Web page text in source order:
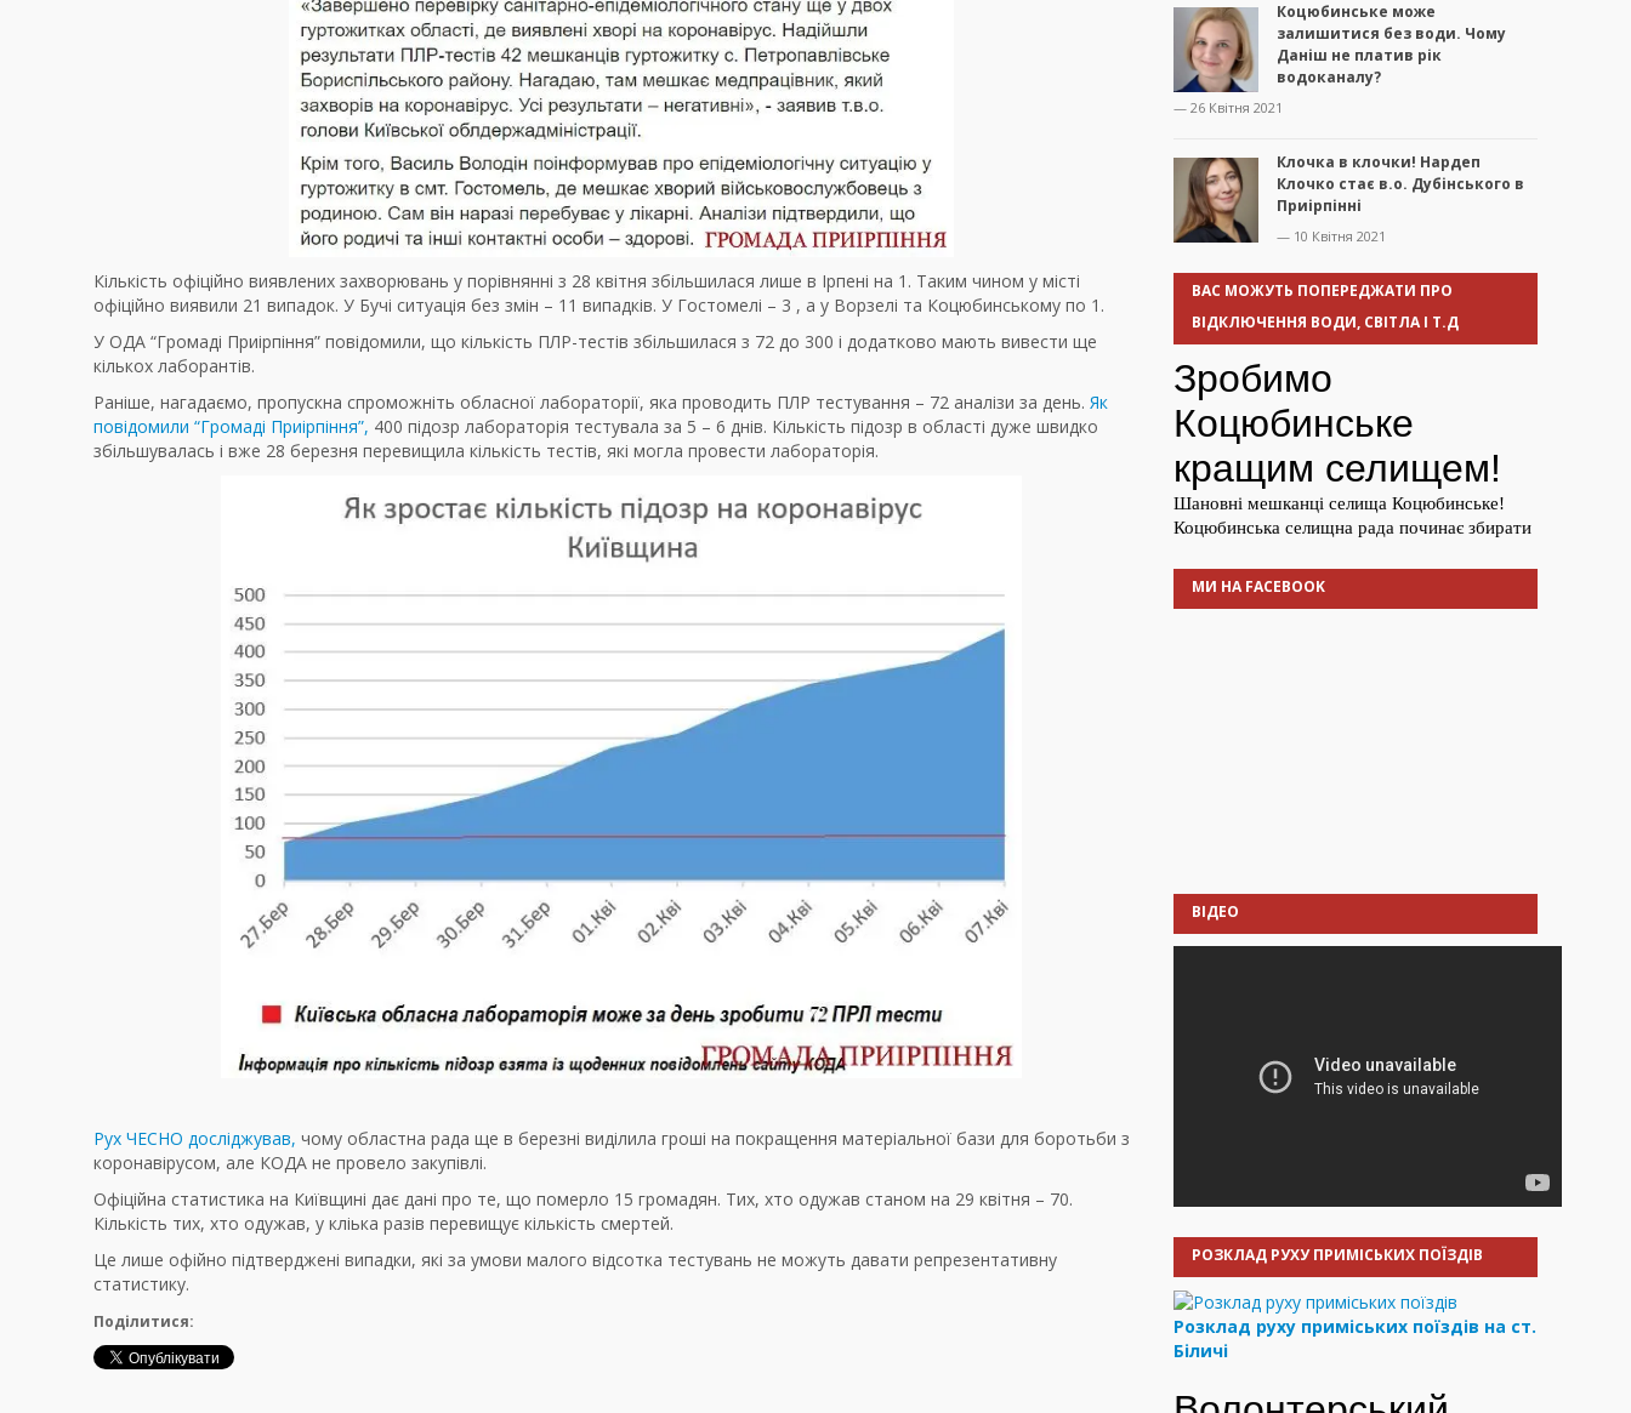
Кількість офіційно виявлених захворювань у порівнянні з 28 квітня збільшилася лише в Ірпені на 1. Таким чином у місті
офіційно виявили 21 випадок. У Бучі ситуація без змін – 11 випадків. У Гостомелі – 3 , а у Ворзелі та Коцюбинському по 1.
У ОДА “Громаді Приірпіння” повідомили, що кількість ПЛР-тестів збільшилася з 72 до 300 і додатково мають вивести ще
кількох лаборантів.
Раніше, нагадаємо, пропускна спроможніть обласної лабораторії, яка проводить ПЛР тестування – 72 аналізи за день. Як
повідомили “Громаді Приірпіння”, 400 підозр лабораторія тестувала за 5 – 6 днів. Кількість підозр в області дуже швидко
збільшувалась і вже 28 березня перевищила кількість тестів, які могла провести лабораторія.
Рух ЧЕСНО досліджував, чому областна рада ще в березні виділила гроші на покращення матеріальної бази для боротьби з
коронавірусом, але КОДА не провело закупівлі.
Офіційна статистика на Київщині дає дані про те, що померло 15 громадян. Тих, хто одужав станом на 29 квітня – 70.
Кількість тих, хто одужав, у кліька разів перевищує кількість смертей.
Це лише офійно підтверджені випадки, які за умови малого відсотка тестувань не можуть давати репрезентативну
статистику.
Поділитися:
Коцюбинське може
залишитися без води. Чому
Даніш не платив рік
водоканалу?
— 26 Квітня 2021
Клочка в клочки! Нардеп
Клочко стає в.о. Дубінського в
Приірпінні
— 10 Квітня 2021
ВАС МОЖУТЬ ПОПЕРЕДЖАТИ ПРО
ВІДКЛЮЧЕННЯ ВОДИ, СВІТЛА І Т.Д
МИ НА FACEBOOK
ВІДЕО
РОЗКЛАД РУХУ ПРИМІСЬКИХ ПОЇЗДІВ
Розклад руху приміських поїздів на ст.
Біличі